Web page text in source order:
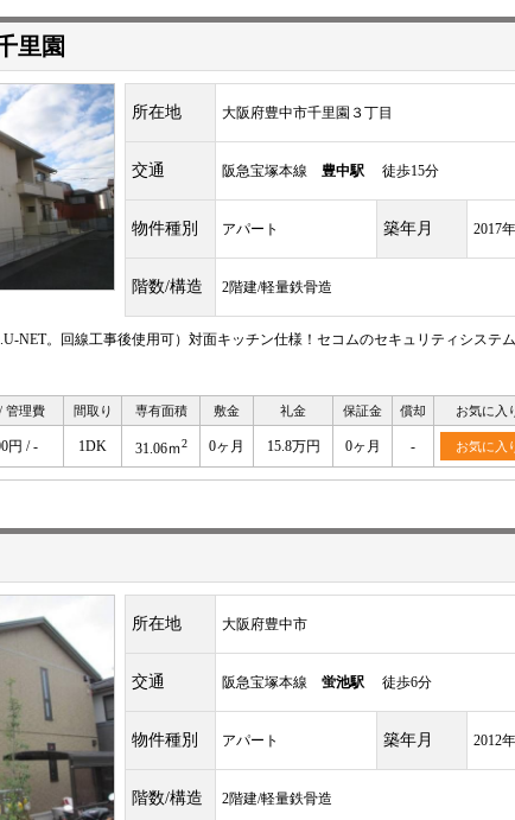
里園
所在地 大阪府豊中市千里園３丁目
交通 阪急宝塚本線 豊中駅 徒歩15分
物件種別 アパート 築年月 2017
階数/構造 2階建/軽量鉄骨造
NET。回線工事後使用可）対面キッチン仕様！セコムのセキュリティシステ
管理費 間取り 専有面積 敷金 礼金 保証金 償却 お気に入
円 / - 1DK 31.06ｍ2 0ヶ月 15.8万円 0ヶ月 - お気に入
所在地 大阪府豊中市
交通 阪急宝塚本線 蛍池駅 徒歩6分
物件種別 アパート 築年月 2012
階数/構造 2階建/軽量鉄骨造